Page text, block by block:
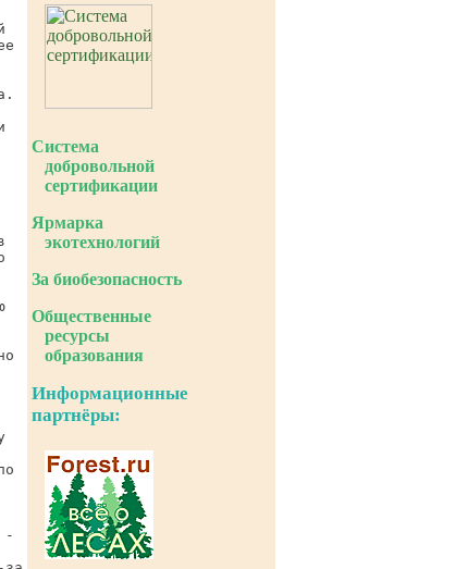
Система
добровольной
сертификации
Ярмарка
экотехнологий
За биобезопасность
Общественные
ресурсы
образования
Информационные
партнёры: